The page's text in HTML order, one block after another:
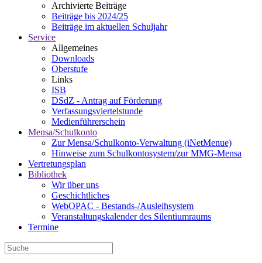
Archivierte Beiträge
Beiträge bis 2024/25
Beiträge im aktuellen Schuljahr
Service
Allgemeines
Downloads
Oberstufe
Links
ISB
DSdZ - Antrag auf Förderung
Verfassungsviertelstunde
Medienführerschein
Mensa/Schulkonto
Zur Mensa/Schulkonto-Verwaltung (iNetMenue)
Hinweise zum Schulkontosystem/zur MMG-Mensa
Vertretungsplan
Bibliothek
Wir über uns
Geschichtliches
WebOPAC - Bestands-/Ausleihsystem
Veranstaltungskalender des Silentiumraums
Termine